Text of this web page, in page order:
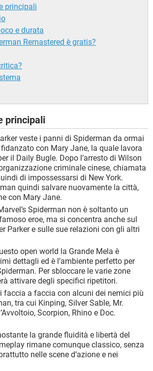
principali
e durata
Remastered è gratis?
principali
veste i panni di Spiderman da ormai
con Mary Jane, la quale lavora
il Daily Bugle. Dopo l’arresto di Wilson
criminale cinese, chiamata
di impossessarsi di New York.
quindi salvare nuovamente la città,
con Mary Jane.
Spiderman non è soltanto un
eroe, ma si concentra anche sul
Parker e sulle sue relazioni con gli altri
open world la Grande Mela è
dettagli ed è l’ambiente perfetto per
Per sbloccare le varie zone
attivare degli specifici ripetitori.
faccia a faccia con alcuni dei nemici più
tra cui Kinping, Silver Sable, Mr.
Scorpion, Rhino e Doc.
la grande fluidità e libertà del
rimane comunque classico, senza
nelle scene d’azione e nei